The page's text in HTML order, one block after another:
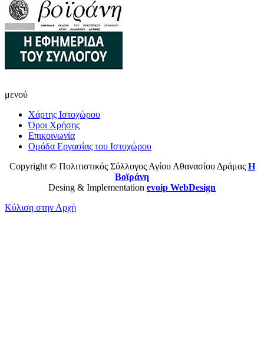
μενού
Χάρτης Ιστοχώρου
Όροι Χρήσης
Επικοινωνία
Ομάδα Εργασίας του Ιστοχώρου
Copyright © Πολιτιστικός Σύλλογος Αγίου Αθανασίου Δράμας Η
Βοϊράνη
Desing & Implementation evoip WebDesign
Κύλιση στην Αρχή